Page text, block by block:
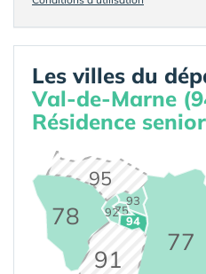
Les villes du
Val-de-Marne
Résidence
75
77
78
91
92
93
94
95